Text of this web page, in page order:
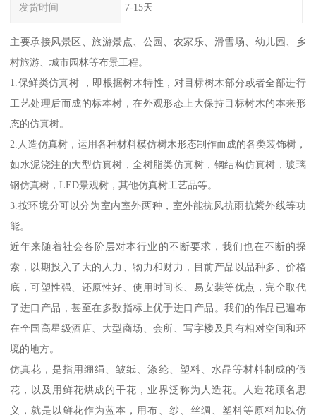
发货时间 7-15天
主要承接风景区、旅游景点、公园、农家乐、滑雪场、幼儿园、乡
村旅游、城市园林等布景工程。
1.保鲜类仿真树 ，即根据树木特性，对目标树木部分或者全部进行
工艺处理后而成的标本树，在外观形态上大保持目标树木的本来形
态的仿真树。
2.人造仿真树，运用各种材料模仿树木形态制作而成的各类装饰树，
如水泥浇注的大型仿真树，全树脂类仿真树，钢结构仿真树，玻璃
钢仿真树，LED景观树，其他仿真树工艺品等。
3.按环境分可以分为室内室外两种，室外能抗风抗雨抗紫外线等功
能。
近年来随着社会各阶层对本行业的不断要求，我们也在不断的探
索，以期投入了大的人力、物力和财力，目前产品以品种多、价格
底，可塑性强、还原性好、使用时间长、易安装等优点，完全取代
了进口产品，甚至在多数指标上优于进口产品。我们的作品已遍布
在全国高星级酒店、大型商场、会所、写字楼及具有相对空间和环
境的地方。
仿真花，是指用绷绢、皱纸、涤纶、塑料、水晶等材料制成的假
花，以及用鲜花烘成的干花，业界泛称为人造花。人造花顾名思
义，就是以鲜花作为蓝本，用布、纱、丝绸、塑料等原料加以仿